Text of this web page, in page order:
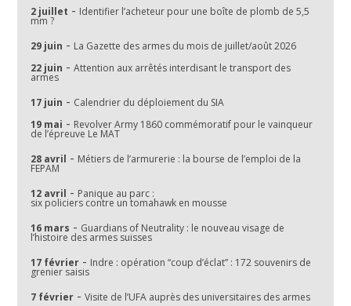
2 juillet - Identifier l’acheteur pour une boîte de plomb de 5,5
mm ?
29 juin - La Gazette des armes du mois de juillet/août 2026
22 juin -Attention aux arrêtés interdisant le transport des
armes
17 juin - Calendrier du déploiement du SIA
19 mai - Revolver Army 1860 commémoratif pour le vainqueur
de l’épreuve Le MAT
28 avril - Métiers de l’armurerie : la bourse de l’emploi de la
FEPAM
12 avril - Panique au parc :
six policiers contre un tomahawk en mousse
16 mars - Guardians of Neutrality : le nouveau visage de
l’histoire des armes suisses
17 février - Indre : opération “coup d’éclat” : 172 souvenirs de
grenier saisis
7 février -Visite de l’UFA auprès des universitaires des armes